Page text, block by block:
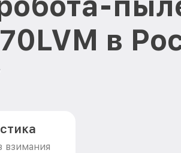
в
взимания